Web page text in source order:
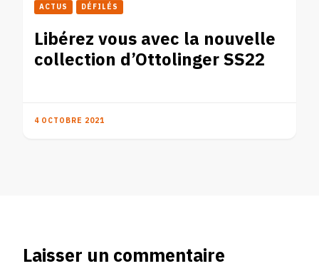
ACTUS DÉFILÉS
Libérez vous avec la nouvelle
collection d’Ottolinger SS22
4 OCTOBRE 2021
Laisser un commentaire